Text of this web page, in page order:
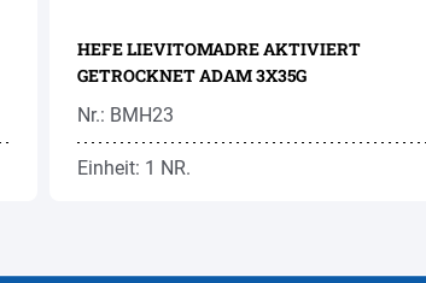
HEFE LIEVITOMADRE AKTIVIERT
GETROCKNET ADAM 3X35G
Nr.: BMH23
Einheit: 1 NR.